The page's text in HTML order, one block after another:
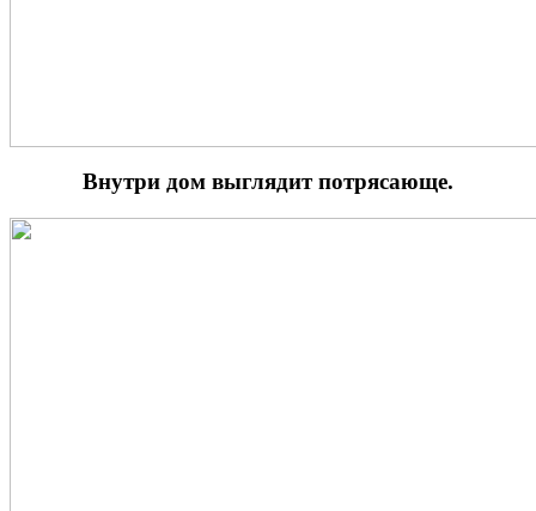
Внутри дом выглядит потрясающе.